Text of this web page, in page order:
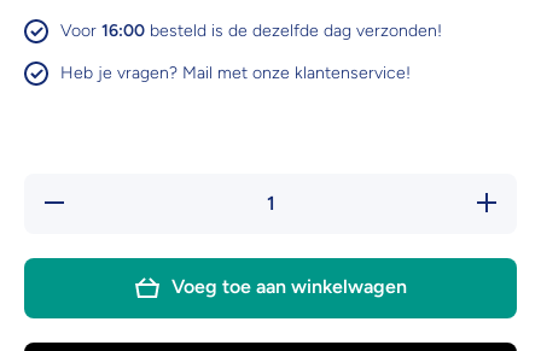
Voor 16:00 besteld is de dezelfde dag verzonden!
Heb je vragen? Mail met onze klantenservice!
Hoeveelheid
Kattenspeelgoed
-
Voeg toe aan winkelwagen